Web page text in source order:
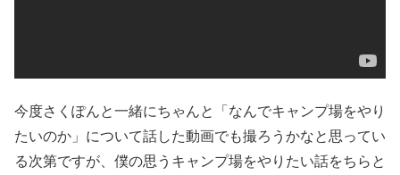
今度さくぽんと一緒にちゃんと「なんでキャンプ場をやり
たいのか」について話した動画でも撮ろうかなと思ってい
る次第ですが、僕の思うキャンプ場をやりたい話をちらと